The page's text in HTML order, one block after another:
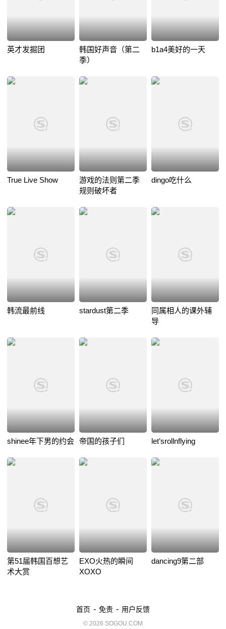
英才发掘团
韩国好声音（第二
季）
b1a4美好的一天
True Live Show
游戏的法则第二季
规则破坏者
dingo吃什么
韩流最前线 stardust第二季
同属相人的课外辅
导
shinee年下男的约会 帝国的孩子们 let’srollnflying
第51届韩国百想艺
术大赏
EXO火热的瞬间
XOXO
dancing9第二部
首页 - 免责 - 用户反馈
© 2026 SOGOU.COM